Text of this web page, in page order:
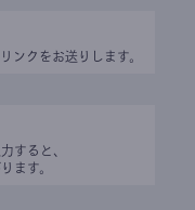
ンクをお送りします。
すると、
ます。